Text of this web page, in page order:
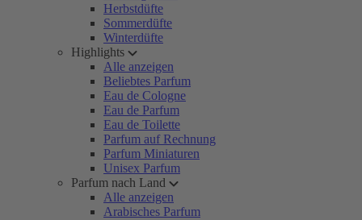
Herbstdüfte
Sommerdüfte
Winterdüfte
Highlights
Alle anzeigen
Beliebtes Parfum
Eau de Cologne
Eau de Parfum
Eau de Toilette
Parfum auf Rechnung
Parfum Miniaturen
Unisex Parfum
Parfum nach Land
Alle anzeigen
Arabisches Parfum